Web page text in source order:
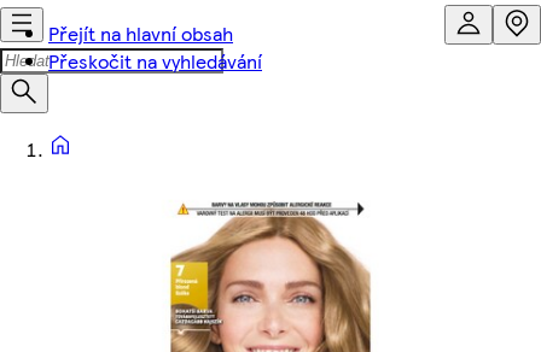
Přejít na hlavní obsah
Přeskočit na vyhledávání